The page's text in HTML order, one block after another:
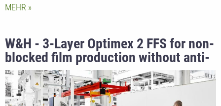
MEHR
W&H - 3-Layer Optimex 2 FFS for non-
blocked film production without anti-
block additive